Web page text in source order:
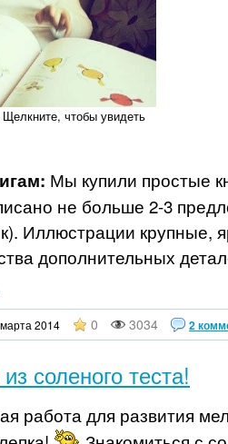
чтобы увидеть
Мы купили простые
не больше 2-3
Иллюстрации крупные,
дополнительных
2014 0 3034 2
соленого теста!
работа для развития